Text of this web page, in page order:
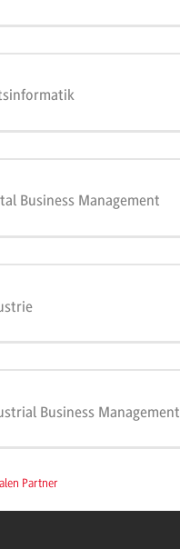
Business Management
Business Management
Partner